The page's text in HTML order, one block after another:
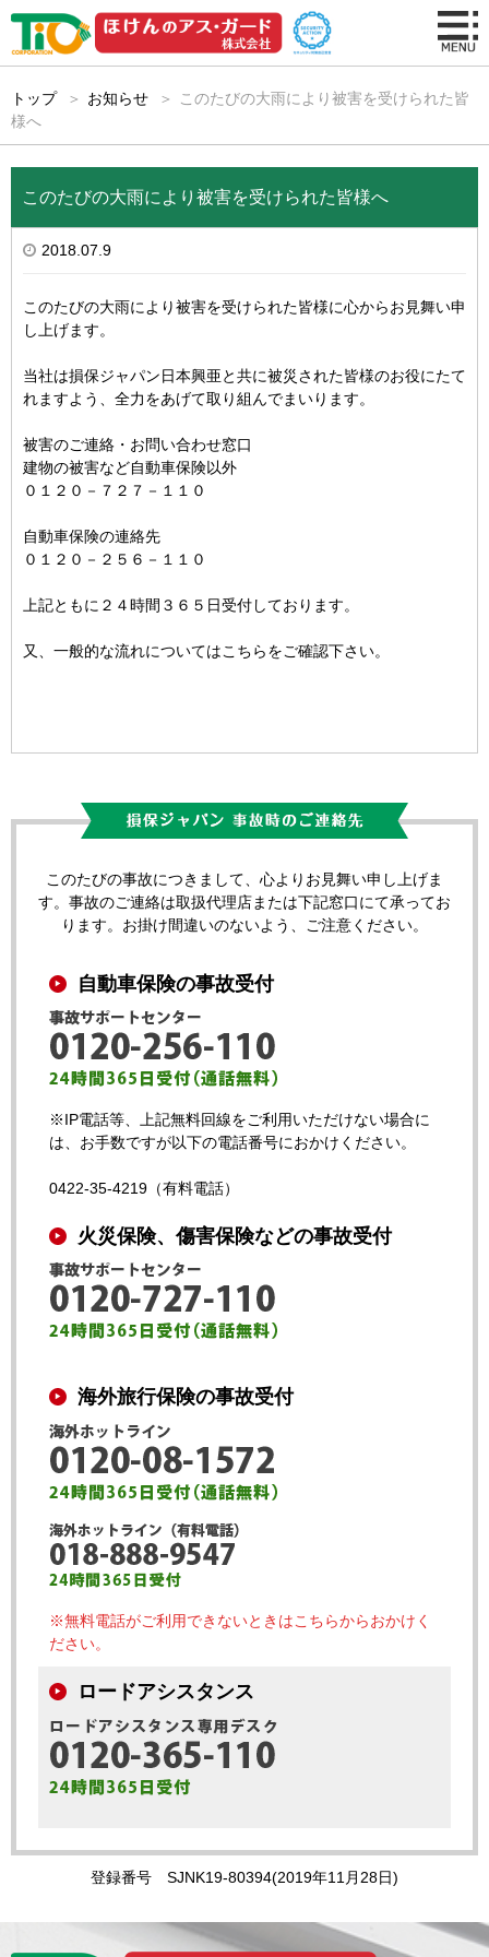
トップ お知らせ
このたびの大雨により被害を受けられた皆
様へ
このたびの大雨により被害を受けられた皆様へ
2018.07.9
このたびの大雨により被害を受けられた皆様に心からお見舞い申
し上げます。
当社は損保ジャパン日本興亜と共に被災された皆様のお役にたて
れますよう、全力をあげて取り組んでまいります。
被害のご連絡・お問い合わせ窓口
建物の被害など自動車保険以外
０１２０－７２７－１１０
自動車保険の連絡先
０１２０－２５６－１１０
上記ともに２４時間３６５日受付しております。
又、一般的な流れについてはこちらをご確認下さい。
このたびの事故につきまして、心よりお見舞い申し上げま
す。事故のご連絡は取扱代理店または下記窓口にて承ってお
ります。お掛け間違いのないよう、ご注意ください。
自動車保険の事故受付
※IP電話等、上記無料回線をご利用いただけない場合に
は、お手数ですが以下の電話番号におかけください。
0422-35-4219（有料電話）
火災保険、傷害保険などの事故受付
海外旅行保険の事故受付
※無料電話がご利用できないときはこちらからおかけく
ださい。
ロードアシスタンス
登録番号 SJNK19-80394(2019年11月28日)